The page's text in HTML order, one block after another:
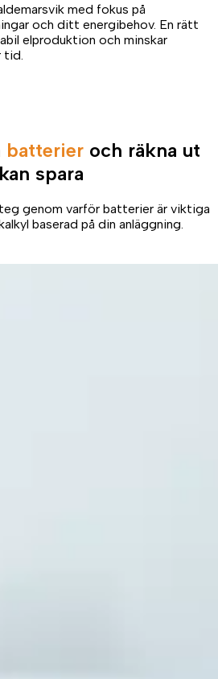
med fokus på
och ditt energibehov. En rätt
elproduktion och minskar
tid.
batterier och räkna ut
spara
genom varför batterier är viktiga
baserad på din anläggning.